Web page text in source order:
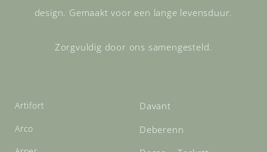
design. Gemaakt voor een lange levensduur.
Zorgvuldig door ons samengesteld.
Artifort
Arco
Davant
Deberenn